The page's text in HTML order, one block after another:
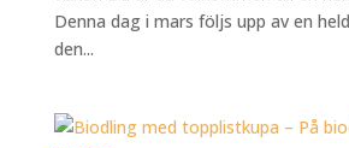
Denna dag i mars följs upp av en
den...